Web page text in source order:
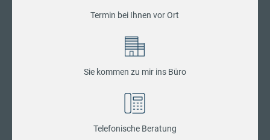
Termin bei Ihnen vor Ort
Sie kommen zu mir ins Büro
Telefonische Beratung